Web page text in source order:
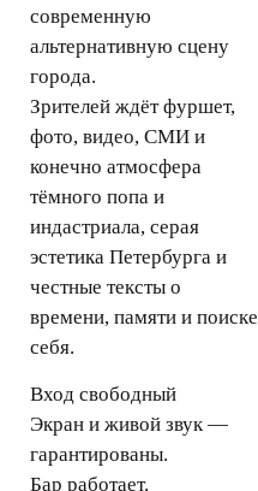
современную
альтернативную сцену
города.
Зрителей ждёт фуршет,
фото, видео, СМИ и
конечно атмосфера
тёмного попа и
индастриала, серая
эстетика Петербурга и
честные тексты о
времени, памяти и поиске
себя.
Вход свободный
Экран и живой звук —
гарантированы.
Бар работает.